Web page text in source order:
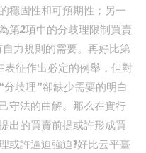
穩固性和可預期性；另一
第2項中的分歧理限制買賣
力規則的需要。再好比第
征作出必定的例舉，但對
歧理”卻缺少需要的明白
守法的曲解。那么在實行
出的買賣前提或許形成買
或許逼迫強迫?好比云平臺